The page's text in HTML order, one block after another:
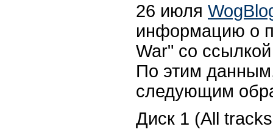
26 июля
информацию о
War" со
По этим
следующим
Диск 1 (All